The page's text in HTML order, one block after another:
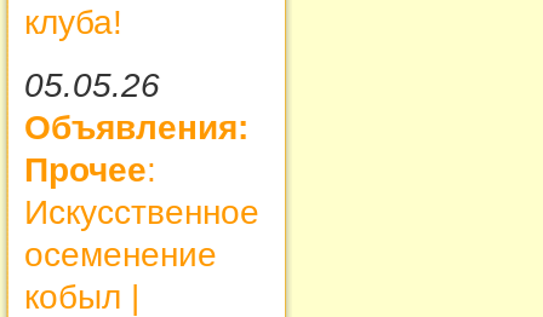
клуба!
05.05.26
Объявления:
Прочее:
Искусственное
осеменение
кобыл |